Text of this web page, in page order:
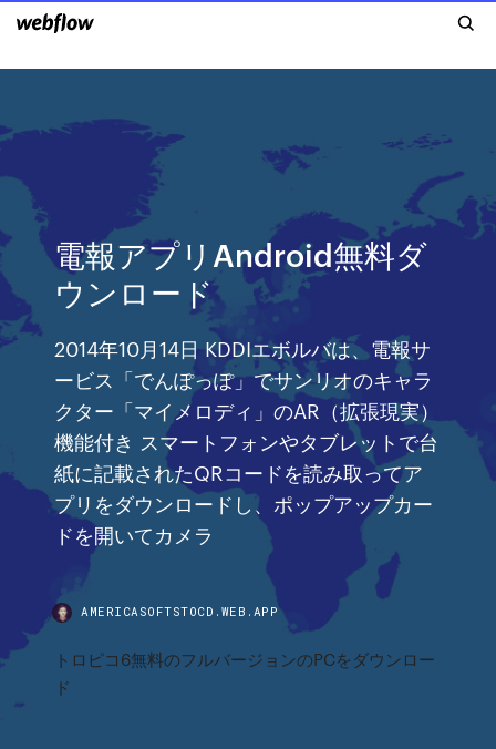
電報アプリAndroid無料ダ
ウンロード
2014年10月14日 KDDIエボルバは、電報サ
ービス「でんぽっぽ」でサンリオのキャラ
クター「マイメロディ」のAR（拡張現実）
機能付き スマートフォンやタブレットで台
紙に記載されたQRコードを読み取ってア
プリをダウンロードし、ポップアップカー
ドを開いてカメラ
AMERICASOFTSTOCD.WEB.APP
トロピコ6無料のフルバージョンのPCをダウンロー
ド